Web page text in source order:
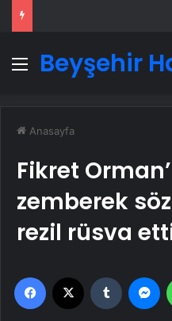
Menü
Beyşehir
Anasayfa
Fikret
zemberek
rezil rüsva
Facebook Tumblr